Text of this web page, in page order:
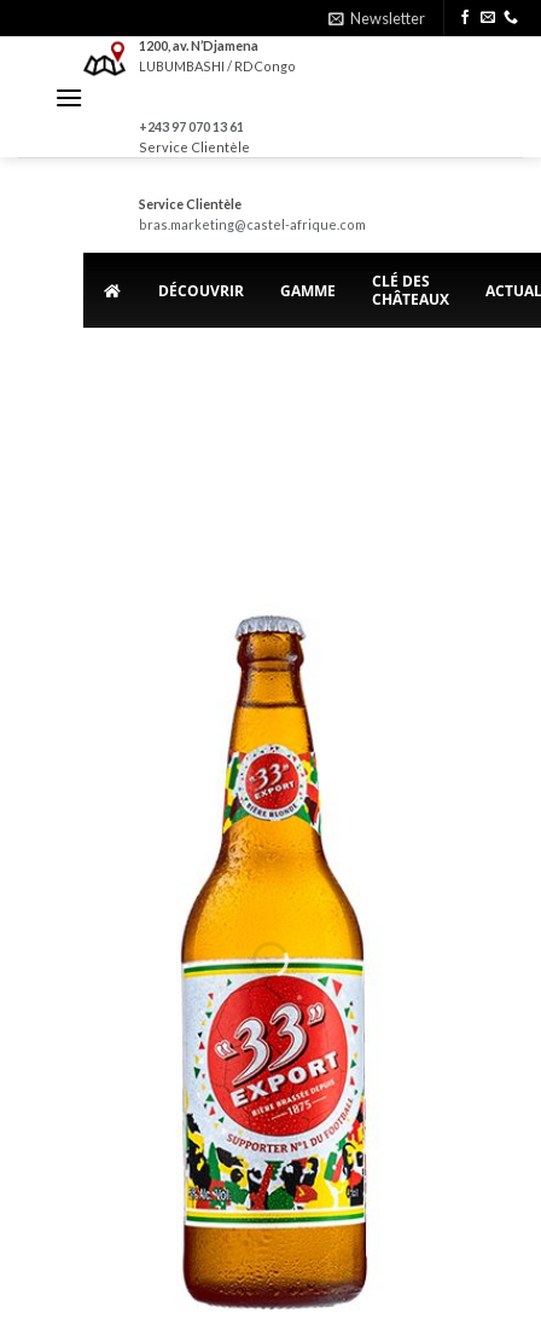
to
Newsletter
1200, av. N’Djamena
LUBUMBASHI / RDCongo
+243 97 070 13 61
Service Clientèle
Service Clientèle
bras.marketing@castel-afrique.com
DÉCOUVRIR GAMME
CLÉ DES
CHÂTEAUX